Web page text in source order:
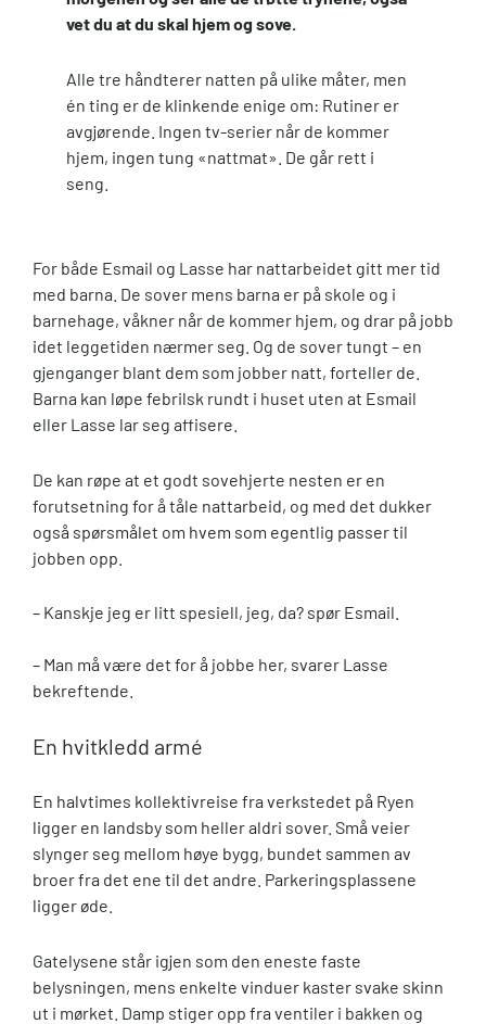
vet du at du skal hjem og sove.
Alle tre håndterer natten på ulike måter, men
én ting er de klinkende enige om: Rutiner er
avgjørende. Ingen tv-serier når de kommer
hjem, ingen tung «nattmat». De går rett i
seng.
For både Esmail og Lasse har nattarbeidet gitt mer tid
med barna. De sover mens barna er på skole og i
barnehage, våkner når de kommer hjem, og drar på jobb
idet leggetiden nærmer seg. Og de sover tungt – en
gjenganger blant dem som jobber natt, forteller de.
Barna kan løpe febrilsk rundt i huset uten at Esmail
eller Lasse lar seg affisere.
De kan røpe at et godt sovehjerte nesten er en
forutsetning for å tåle nattarbeid, og med det dukker
også spørsmålet om hvem som egentlig passer til
jobben opp.
– Kanskje jeg er litt spesiell, jeg, da? spør Esmail.
– Man må være det for å jobbe her, svarer Lasse
bekreftende.
En hvitkledd armé
En halvtimes kollektivreise fra verkstedet på Ryen
ligger en landsby som heller aldri sover. Små veier
slynger seg mellom høye bygg, bundet sammen av
broer fra det ene til det andre. Parkeringsplassene
ligger øde.
Gatelysene står igjen som den eneste faste
belysningen, mens enkelte vinduer kaster svake skinn
ut i mørket. Damp stiger opp fra ventiler i bakken og